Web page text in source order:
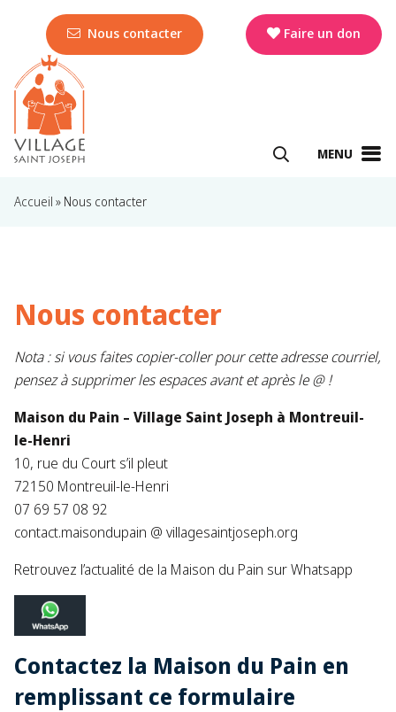
Nous contacter Faire un don
MENU
Accueil » Nous contacter
Nous contacter
Nota : si vous faites copier-coller pour cette adresse courriel,
pensez à supprimer les espaces avant et après le @ !
Maison du Pain – Village Saint Joseph à Montreuil-
le-Henri
10, rue du Court s’il pleut
72150 Montreuil-le-Henri
07 69 57 08 92
contact.maisondupain @ villagesaintjoseph.org
Retrouvez l’actualité de la Maison du Pain sur Whatsapp
Contactez la Maison du Pain en
remplissant ce formulaire